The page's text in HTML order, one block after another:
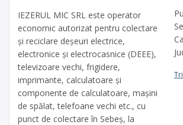
IEZERUL MIC SRL este operator
economic autorizat pentru colectare
și reciclare deșeuri electrice,
electronice și electrocasnice (DEEE),
televizoare vechi, frigidere,
imprimante, calculatoare și
componente de calculatoare, mașini
de spălat, telefoane vechi etc., cu
punct de colectare în Sebeș, la